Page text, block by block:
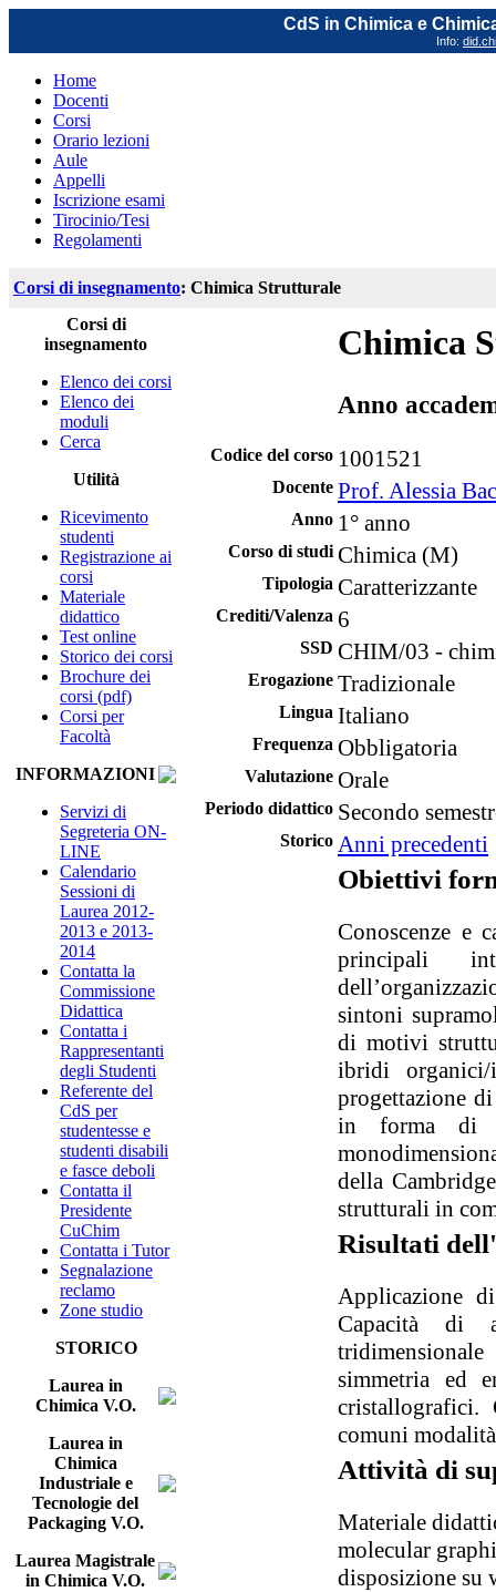
CdS in Chimica e
Info:
Home
Docenti
Corsi
Orario lezioni
Aule
Appelli
Iscrizione esami
Tirocinio/Tesi
Regolamenti
Corsi di insegnamento: Chimica Strutturale
Corsi di
insegnamento
Elenco dei corsi
Elenco dei
moduli
Cerca
Utilità
Ricevimento
studenti
Registrazione ai
corsi
Materiale
didattico
Test online
Storico dei corsi
Brochure dei
corsi (pdf)
Corsi per
Facoltà
INFORMAZIONI
Servizi di
Segreteria ON-
LINE
Calendario
Sessioni di
Laurea 2012-
2013 e 2013-
2014
Contatta la
Commissione
Didattica
Contatta i
Rappresentanti
degli Studenti
Referente del
CdS per
studentesse e
studenti disabili
e fasce deboli
Contatta il
Presidente
CuChim
Contatta i Tutor
Segnalazione
reclamo
Zone studio
STORICO
Laurea in
Chimica V.O.
Laurea in
Chimica
Industriale e
Tecnologie del
Packaging V.O.
Laurea Magistrale
in Chimica V.O.
Chimica
Anno
Codice del corso 1001521
Docente Prof. Alessia
Anno 1° anno
Corso di studi Chimica (M)
Tipologia Caratterizzante
Crediti/Valenza 6
SSD CHIM/03 -
Erogazione Tradizionale
Lingua Italiano
Frequenza Obbligatoria
Valutazione Orale
Periodo didattico Secondo
Storico Anni precedenti
Obiettivi
Conoscenze e
principali
sintoni
di motivi
ibridi organici/
progettazione
in forma di
della
strutturali in
Risultati
Applicazione
Capacità di
simmetria ed
cristallografici.
comuni
Attività di
Materiale
molecular
disposizione su